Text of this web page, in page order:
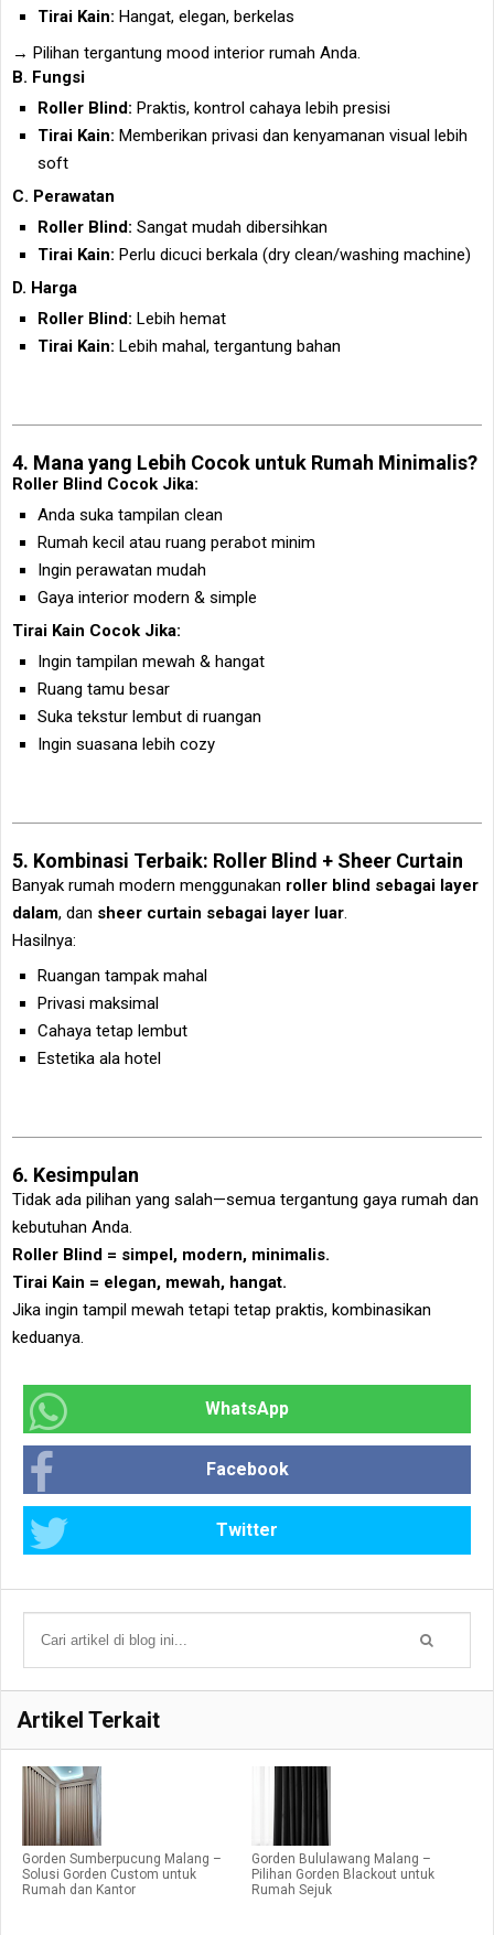
Tirai Kain: Hangat, elegan, berkelas
→ Pilihan tergantung mood interior rumah Anda.
B. Fungsi
Roller Blind: Praktis, kontrol cahaya lebih presisi
Tirai Kain: Memberikan privasi dan kenyamanan visual lebih
soft
C. Perawatan
Roller Blind: Sangat mudah dibersihkan
Tirai Kain: Perlu dicuci berkala (dry clean/washing machine)
D. Harga
Roller Blind: Lebih hemat
Tirai Kain: Lebih mahal, tergantung bahan
4. Mana yang Lebih Cocok untuk Rumah Minimalis?
Roller Blind Cocok Jika:
Anda suka tampilan clean
Rumah kecil atau ruang perabot minim
Ingin perawatan mudah
Gaya interior modern & simple
Tirai Kain Cocok Jika:
Ingin tampilan mewah & hangat
Ruang tamu besar
Suka tekstur lembut di ruangan
Ingin suasana lebih cozy
5. Kombinasi Terbaik: Roller Blind + Sheer Curtain
Banyak rumah modern menggunakan roller blind sebagai layer
dalam, dan sheer curtain sebagai layer luar
Hasilnya:
Ruangan tampak mahal
Privasi maksimal
Cahaya tetap lembut
Estetika ala hotel
6. Kesimpulan
Tidak ada pilihan yang salah—semua tergantung gaya rumah dan
kebutuhan Anda.
Roller Blind = simpel, modern, minimalis.
Tirai Kain = elegan, mewah, hangat.
Jika ingin tampil mewah tetapi tetap praktis, kombinasikan
keduanya.
WhatsApp
Facebook
Twitter
Artikel Terkait
Gorden Sumberpucung Malang –
Solusi Gorden Custom untuk
Rumah dan Kantor
Gorden Bululawang Malang –
Pilihan Gorden Blackout untuk
Rumah Sejuk